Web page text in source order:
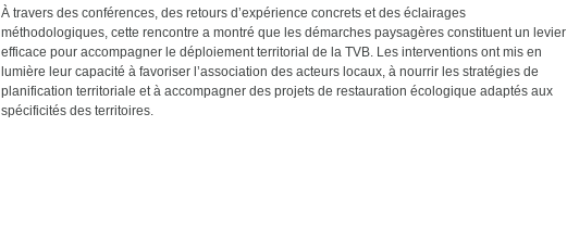
À travers des conférences, des retours d’expérience concrets et des éclairages
méthodologiques, cette rencontre a montré que les démarches paysagères constituent un levier
efficace pour accompagner le déploiement territorial de la TVB. Les interventions ont mis en
lumière leur capacité à favoriser l’association des acteurs locaux, à nourrir les stratégies de
planification territoriale et à accompagner des projets de restauration écologique adaptés aux
spécificités des territoires.